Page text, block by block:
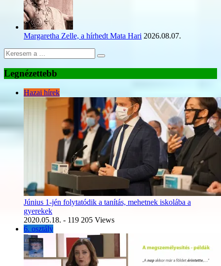
Margaretha Zelle, a hírhedt Mata Hari 2026.08.07.
Legnézettebb
Hazai hírek
Június 1-jén folytatódik a tanítás, mehetnek iskolába a
gyerekek
2020.05.18. - 119 205 Views
6. osztály